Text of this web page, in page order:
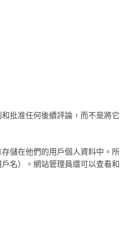
批准任何後續評論，而不是將它
儲在他們的用戶個人資料中。所
名）。網站管理員還可以查看和